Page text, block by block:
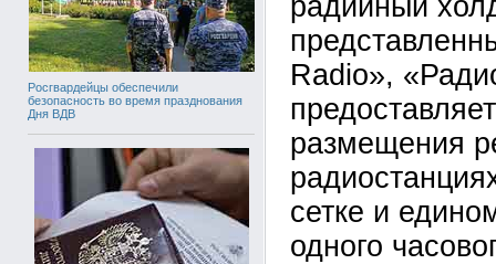
Росгвардейцы обеспечили
безопасность во время празднования
Дня ВДВ
радийный
Radio»,
размещения
сетке и
одного